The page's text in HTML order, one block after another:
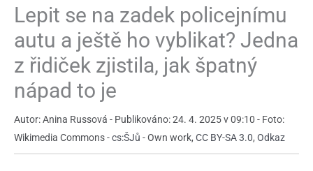
Lepit se na zadek policejnímu
autu a ještě ho vyblikat? Jedna
z řidiček zjistila, jak špatný
nápad to je
Autor: Anina Russová - Publikováno: 24. 4. 2025 v 09:10 - Foto:
Wikimedia Commons -cs:ŠJů -Own work, CC BY-SA 3.0, Odkaz